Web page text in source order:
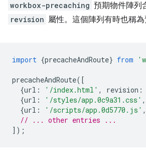
workbox-precaching 預期物件陣列
revision 屬性。這個陣列有時也稱為
import {precacheAndRoute} from
precacheAndRoute([
{url : '/index.html' , revision :
{url : '/styles/app.0c9a31.css' ,
{url : '/scripts/app.0d5770.js' ,
// ... other entries ...
]);